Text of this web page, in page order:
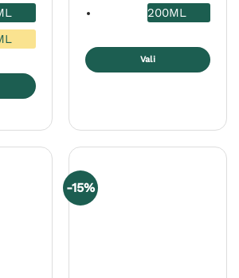
200ML
Vali
mitu
varianti.
saab
teha
-15%